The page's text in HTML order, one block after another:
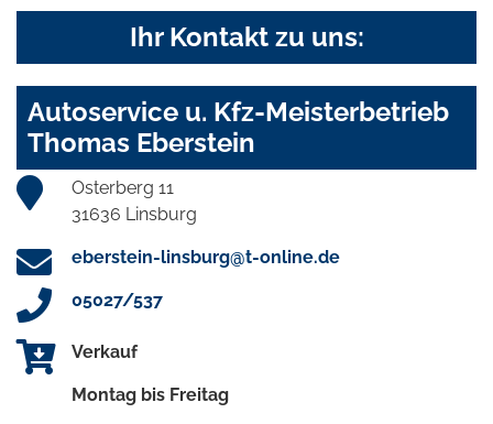
Ihr Kontakt zu uns:
Autoservice u. Kfz-Meisterbetrieb
Thomas Eberstein
Osterberg 11
31636 Linsburg
eberstein-linsburg@t-online.de
05027/537
Verkauf
Montag bis Freitag